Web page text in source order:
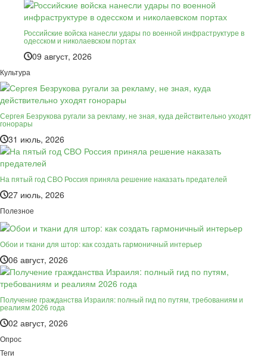
Российские войска нанесли удары по военной инфраструктуре в
одесском и николаевском портах
09 август, 2026
Культура
Сергея Безрукова ругали за рекламу, не зная, куда действительно уходят
гонорары
31 июль, 2026
На пятый год СВО Россия приняла решение наказать предателей
27 июль, 2026
Полезное
Обои и ткани для штор: как создать гармоничный интерьер
06 август, 2026
Получение гражданства Израиля: полный гид по путям, требованиям и
реалиям 2026 года
02 август, 2026
Опрос
Теги